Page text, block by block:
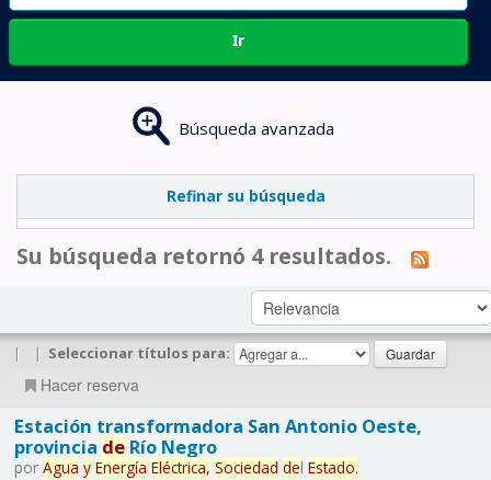
Ir
Búsqueda avanzada
Refinar su búsqueda
Su búsqueda retornó 4 resultados.
| | Seleccionar títulos para:
Hacer reserva
Estación transformadora San Antonio Oeste,
provincia deRío Negro
por Agua y Energía Eléctrica, Sociedad del Estado.